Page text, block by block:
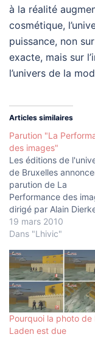
à la réalité
cosmétique,
puissance, non
exacte, mais sur
l’univers de la
Articles similaires
Parution "La
des images"
Les éditions de
de Bruxelles
parution de La
Performance des
dirigé par Alain
Gil Bartholeyns,
Golsenne, 264 pages,
19 mars 2010
Dans "Lhivic"
Pourquoi la photo de
Laden est due